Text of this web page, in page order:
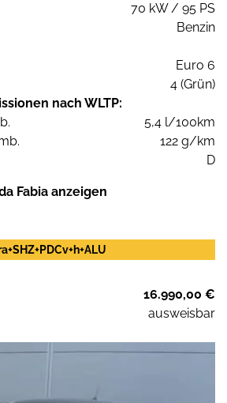
70 kW / 95 PS
Benzin
Euro 6
4 (Grün)
nach WLTP:
5,4 l/100km
122 g/km
D
Fabia anzeigen
16.990,00 €
ausweisbar